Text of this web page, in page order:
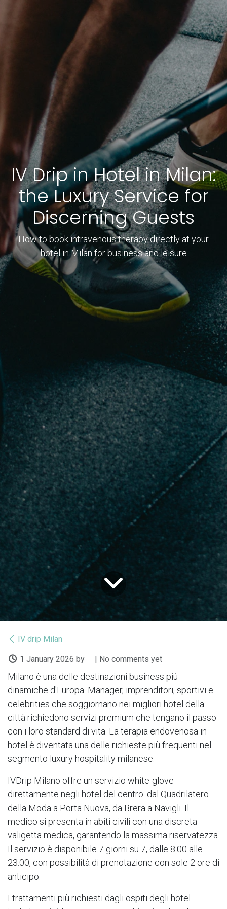
IV Drip in Hotel in Milan:
the Luxury Service for
Discerning Guests
How to book intravenous therapy directly at your
hotel in Milan for business and leisure
IV drip Milan
1 January 2026 by | No comments yet
Milano è una delle destinazioni business più
dinamiche d'Europa. Manager, imprenditori, sportivi e
celebrities che soggiornano nei migliori hotel della
città richiedono servizi premium che tengano il passo
con i loro standard di vita. La terapia endovenosa in
hotel è diventata una delle richieste più frequenti nel
segmento luxury hospitality milanese.
IVDrip Milano offre un servizio white-glove
direttamente negli hotel del centro: dal Quadrilatero
della Moda a Porta Nuova, da Brera a Navigli. Il
medico si presenta in abiti civili con una discreta
valigetta medica, garantendo la massima riservatezza.
Il servizio è disponibile 7 giorni su 7, dalle 8:00 alle
23:00, con possibilità di prenotazione con sole 2 ore di
anticipo.
I trattamenti più richiesti dagli ospiti degli hotel